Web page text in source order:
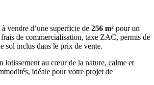
vendre d’une superficie de 256 m² pour un
frais de commercialisation, taxe ZAC, permis de
sol inclus dans le prix de vente.
lotissement au cœur de la nature, calme et
idéale pour votre projet de